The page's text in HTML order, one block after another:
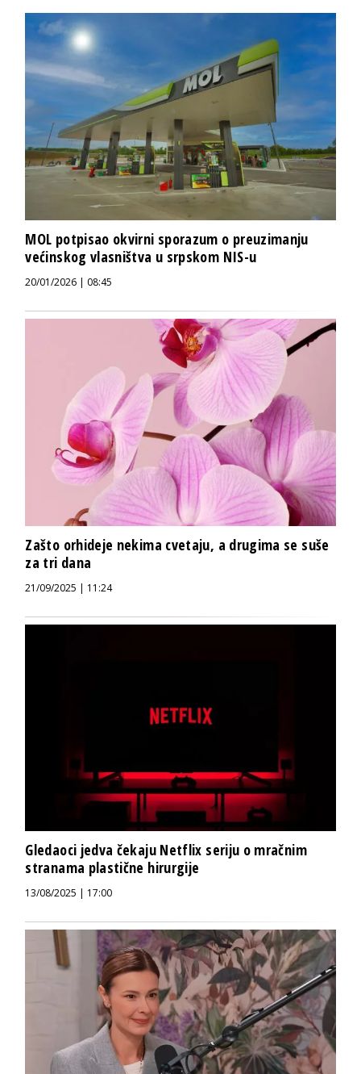
MOL potpisao okvirni sporazum o preuzimanju
većinskog vlasništva u srpskom NIS-u
20/01/2026 | 08:45
Zašto orhideje nekima cvetaju, a drugima se suše
za tri dana
21/09/2025 | 11:24
Gledaoci jedva čekaju Netflix seriju o mračnim
stranama plastične hirurgije
13/08/2025 | 17:00